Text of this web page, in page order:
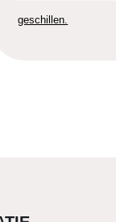
geschillen.